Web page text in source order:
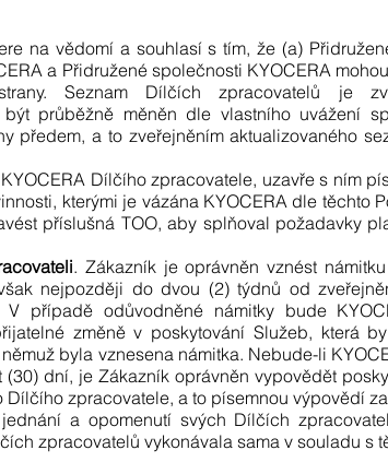
na vědomí a souhlasí s tím, že (a)
a Přidružené společnosti KYOCERA
Seznam Dílčích zpracovatelů je
průběžně měněn dle vlastního uvážení
předem, a to zveřejněním aktualizovaného
Dílčího zpracovatele, uzavře s ním
kterými je vázána KYOCERA dle těchto
příslušná TOO, aby splňoval požadavky
. Zákazník je oprávněn vznést
nejpozději do dvou (2) týdnů od
V případě odůvodněné námitky bude
změně v poskytování Služeb, která
byla vznesena námitka. Nebude-li
dní, je Zákazník oprávněn vypovědět
zpracovatele, a to písemnou výpovědí
a opomenutí svých Dílčích
zpracovatelů vykonávala sama v souladu s